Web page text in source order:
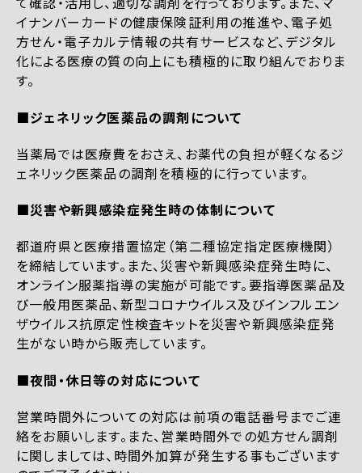
イナンバーカードの健康保険証利用の推進や、電子処
方せん・電子カルテ情報の共有サービスなど、デジタル
化による医療の質の向上にも積極的に取り組んでおりま
す。
■ジェネリック医薬品の調剤について
当薬局では医療費をおさえ、お薬代の負担が軽くなるジ
ェネリック医薬品の調剤を積極的に行っています。
■災害や新興感染症発生時の体制について
都道府県と医療措置協定（第二種協定指定医療機関）
を締結しています。また、災害や新興感染症発生時に、
オンライン服薬指導の実施が可能です。要指導医薬品及
び一般用医薬品、新型コロナウイルス及びインフルエン
ザウイルス抗原定性検査キットを災害や新興感染症発
生がない時から販売しています。
■夜間・休日等の対応について
営業時間外についての対応は前項の電話番号までご連
絡をお願いします。また、営業時間外での処方せん調剤
に関しましては、時間外加算が発生する事もございます